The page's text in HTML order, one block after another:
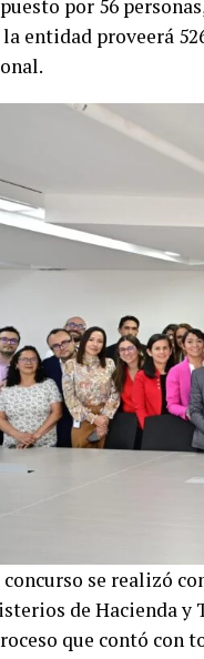
por 56
entidad proveerá
concurso se realizó
de Hacienda y
que contó con